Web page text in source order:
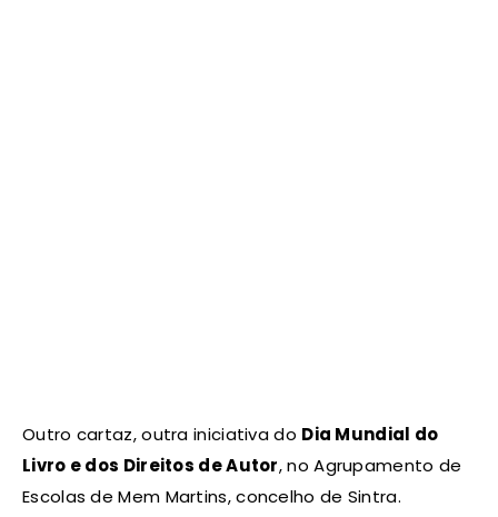
Outro cartaz, outra iniciativa do Dia Mundial do
Livro e dos Direitos de Autor, no Agrupamento de
Escolas de Mem Martins, concelho de Sintra.